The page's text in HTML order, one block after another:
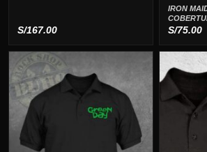
S/167.00
IRON
S/75.00